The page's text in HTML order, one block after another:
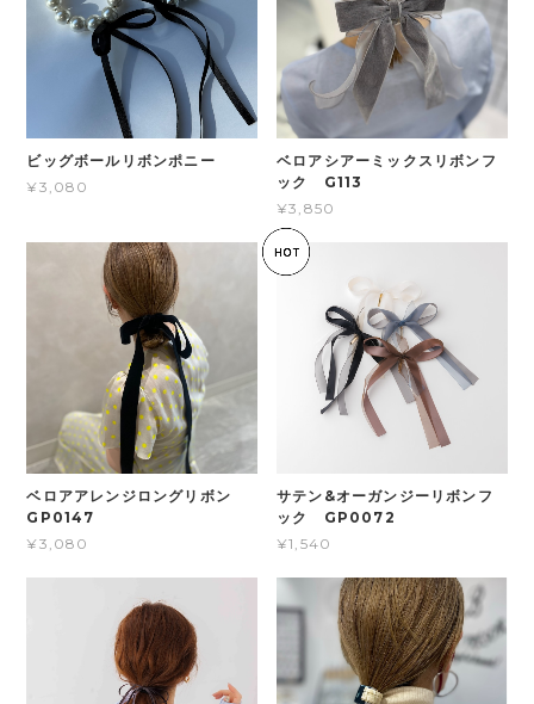
ビッグボールリボンポニー
¥3,080
ベロアシアーミックスリボンフ
ック G113
¥3,850
ベロアアレンジロングリボン
GP0147
¥3,080
サテン&オーガンジーリボンフ
ック GP0072
¥1,540